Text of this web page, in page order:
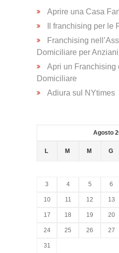
Aprire una Casa
Il franchising per le
Franchising
Domiciliare per Anziani
Apri un Franchising
Domiciliare
Adiura sul NYtimes
Agosto
L M M G
3 4 5 6
10 11 12 13
17 18 19 20
24 25 26 27
31
Ospedaliere
Servizio di
Fisioterapia